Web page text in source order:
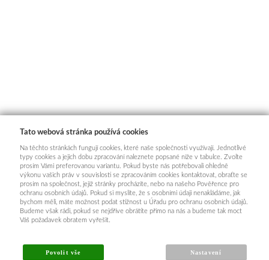
INFORMACE PRO KUPUJÍCÍ
Tato webová stránka používá cookies
Na těchto stránkách fungují cookies, které naše společnosti využívají. Jednotlivé
typy cookies a jejich dobu zpracování naleznete popsané níže v tabulce. Zvolte
prosím Vámi preferovanou variantu. Pokud byste nás potřebovali ohledně
výkonu vašich práv v souvislosti se zpracováním cookies kontaktovat, obraťte se
prosím na společnost, jejíž stránky procházíte, nebo na našeho Pověřence pro
ochranu osobních údajů. Pokud si myslíte, že s osobními údaji nenakládáme, jak
bychom měli, máte možnost podat stížnost u Úřadu pro ochranu osobních údajů.
Budeme však rádi, pokud se nejdříve obrátíte přímo na nás a budeme tak moct
Váš požadavek obratem vyřešit.
Povolit vše Nastavení